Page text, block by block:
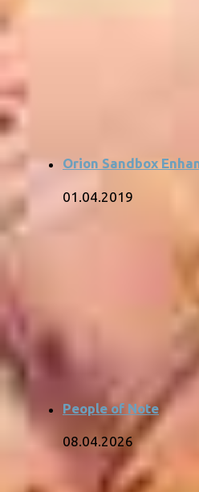
Orion Sandbox
01.04.2019
People of Note
08.04.2026